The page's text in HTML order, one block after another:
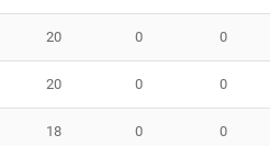
20 0 0
20 0 0
18 0 0